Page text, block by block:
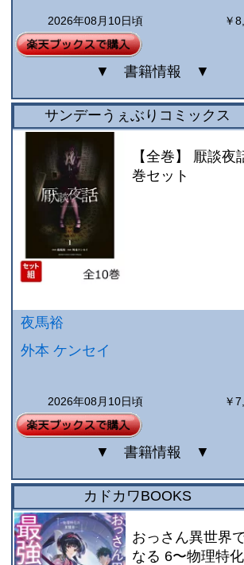
2026年08月10日頃 ￥
▼ 書籍情報 ▼
サンデーうぇぶりコミックス
【全巻】 厭談夜
巻セット
夜馬裕
外本 ケンセイ
2026年08月10日頃 ￥
▼ 書籍情報 ▼
カドカワBOOKS
おっさん異世界
なる 6〜物理特